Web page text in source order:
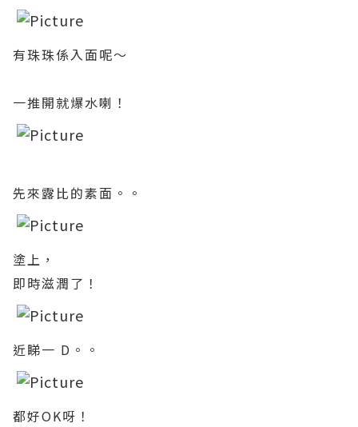
有珠珠係入面呢～
一推開就爆水喇！
先來露比的素面。。
塗上，
即時滋潤了！
近睇一 D。。
都好OK呀！